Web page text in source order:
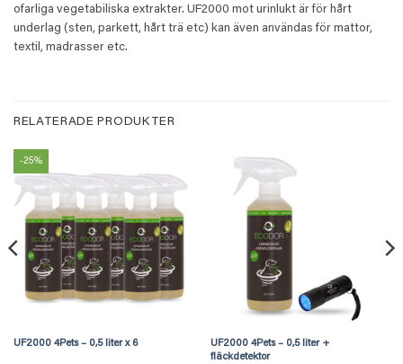
ofarliga vegetabiliska extrakter. UF2000 mot urinlukt är för hårt
underlag (sten, parkett, hårt trä etc) kan även användas för mattor,
textil, madrasser etc.
RELATERADE PRODUKTER
-25%
UF2000 4Pets – 0,5 liter x 6
UF2000 4Pets – 0,5 liter +
fläckdetektor